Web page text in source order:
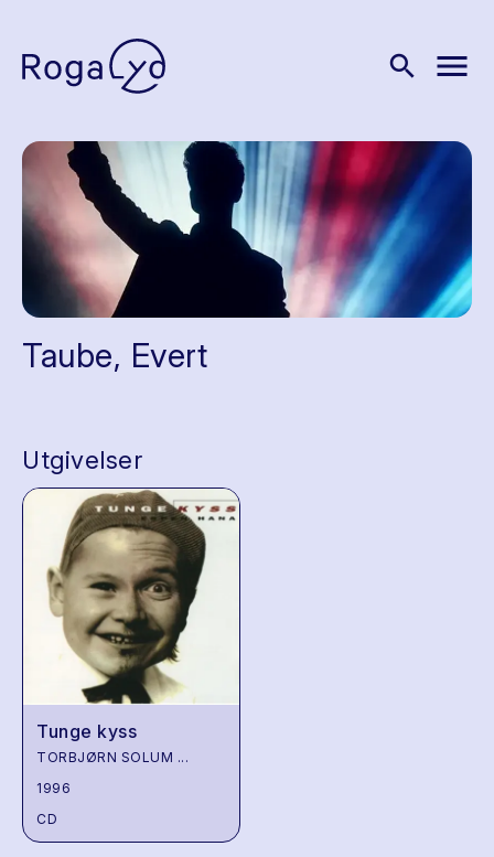
search menu
Taube, Evert
Utgivelser
Tunge kyss
TORBJØRN SOLUM ...
1996
CD